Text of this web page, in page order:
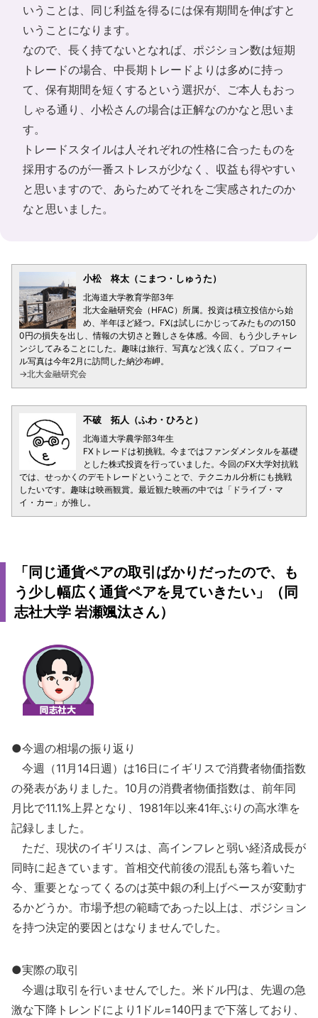
いうことは、同じ利益を得るには保有期間を伸ばすと
いうことになります。
なので、長く持てないとなれば、ポジション数は短期
トレードの場合、中長期トレードよりは多めに持っ
て、保有期間を短くするという選択が、ご本人もおっ
しゃる通り、小松さんの場合は正解なのかなと思いま
す。
トレードスタイルは人それぞれの性格に合ったものを
採用するのが一番ストレスが少なく、収益も得やすい
と思いますので、あらためてそれをご実感されたのか
なと思いました。
小松 柊太（こまつ・しゅうた）
北海道大学教育学部3年
北大金融研究会（HFAC）所属。投資は積立投信から始
め、半年ほど経つ。FXは試しにかじってみたものの150
0円の損失を出し、情報の大切さと難しさを体感。今回、もう少しチャレ
ンジしてみることにした。趣味は旅行、写真など浅く広く。プロフィー
ル写真は今年2月に訪問した納沙布岬。
→北大金融研究会
不破 拓人（ふわ・ひろと）
北海道大学農学部3年生
FXトレードは初挑戦。今まではファンダメンタルを基礎
とした株式投資を行っていました。今回のFX大学対抗戦
では、せっかくのデモトレードということで、テクニカル分析にも挑戦
したいです。趣味は映画観賞。最近観た映画の中では「ドライブ・マ
イ・カー」が推し。
「同じ通貨ペアの取引ばかりだったので、も
う少し幅広く通貨ペアを見ていきたい」（同
志社大学 岩瀬颯汰さん）
●今週の相場の振り返り
今週（11月14日週）は16日にイギリスで消費者物価指数
の発表がありました。10月の消費者物価指数は、前年同
月比で11.1%上昇となり、1981年以来41年ぶりの高水準を
記録しました。
ただ、現状のイギリスは、高インフレと弱い経済成長が
同時に起きています。首相交代前後の混乱も落ち着いた
今、重要となってくるのは英中銀の利上げペースが変動す
るかどうか。市場予想の範疇であった以上は、ポジション
を持つ決定的要因とはなりませんでした。
●実際の取引
今週は取引を行いませんでした。米ドル円は、先週の急
激な下降トレンドにより1ドル=140円まで下落しており、